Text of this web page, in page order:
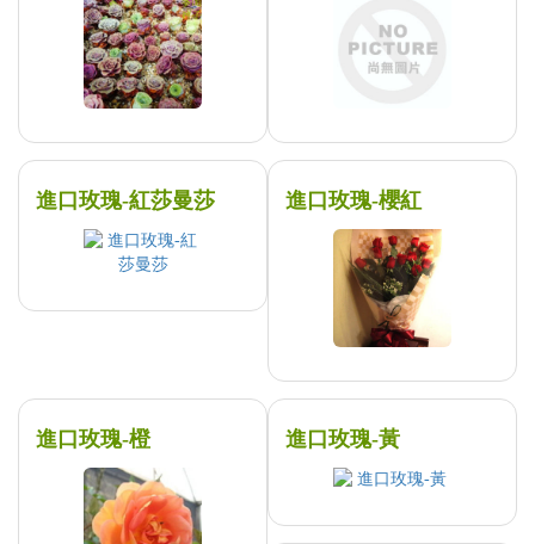
進口玫瑰-紅莎曼莎 進口玫瑰-櫻紅
進口玫瑰-橙 進口玫瑰-黃